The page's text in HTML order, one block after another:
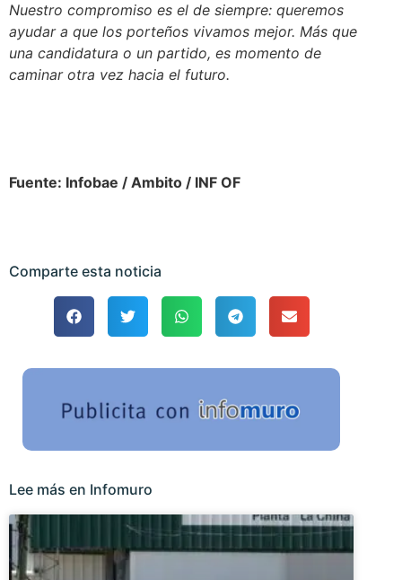
Nuestro compromiso es el de siempre: queremos
ayudar a que los porteños vivamos mejor. Más que
una candidatura o un partido, es momento de
caminar otra vez hacia el futuro.
Fuente: Infobae / Ambito / INF OF
Comparte esta noticia
Lee más en Infomuro